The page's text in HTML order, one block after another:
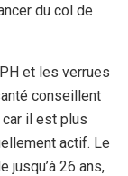
du col de
et les verrues
conseillent
il est plus
actif. Le
jusqu’à 26 ans,